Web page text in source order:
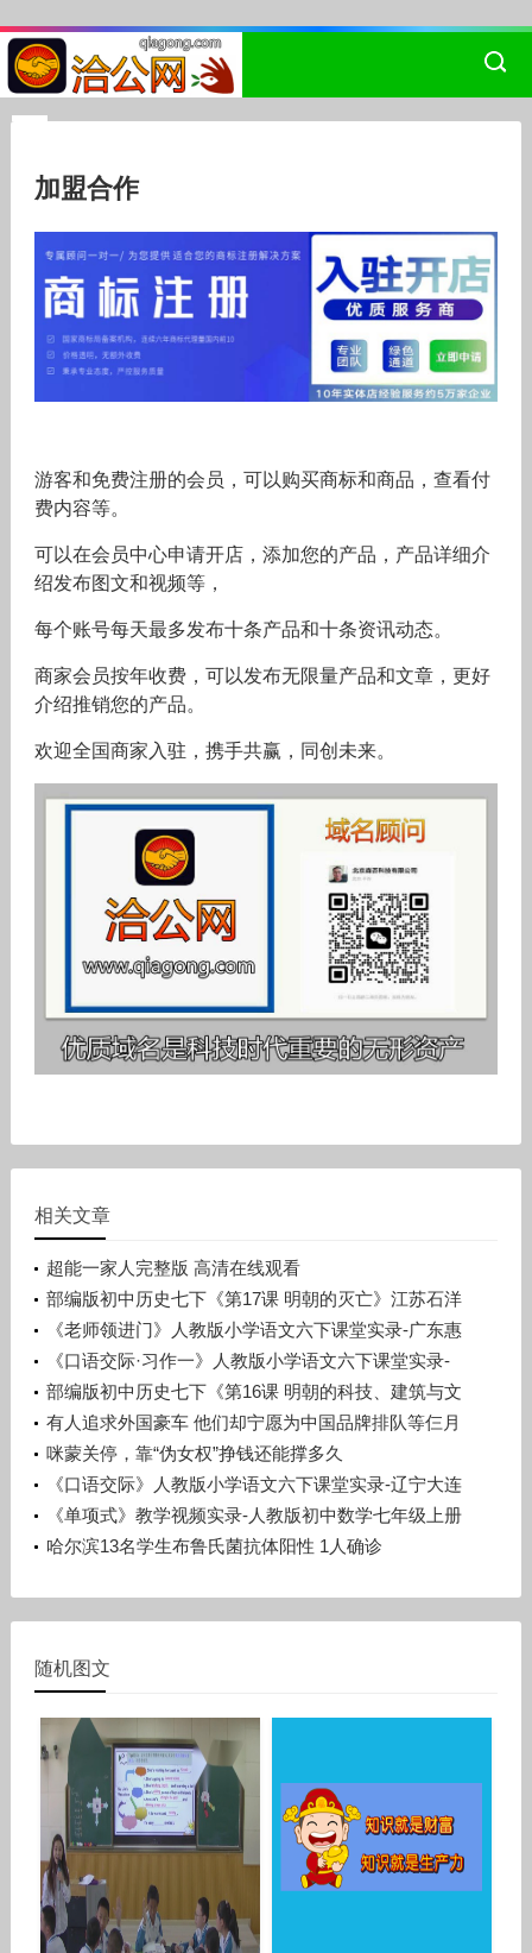
加盟合作
游客和免费注册的会员，可以购买商标和商品，查看付
费内容等。
可以在会员中心申请开店，添加您的产品，产品详细介
绍发布图文和视频等，
每个账号每天最多发布十条产品和十条资讯动态。
商家会员按年收费，可以发布无限量产品和文章，更好
介绍推销您的产品。
欢迎全国商家入驻，携手共赢，同创未来。
相关文章
超能一家人完整版 高清在线观看
部编版初中历史七下《第17课 明朝的灭亡》江苏石洋
洋
《老师领进门》人教版小学语文六下课堂实录-广东惠
州市_惠阳区-许晓云
《口语交际·习作一》人教版小学语文六下课堂实录-
广西梧州市_蒙山县-潘少丽
部编版初中历史七下《第16课 明朝的科技、建筑与文
学》辽宁孙浩
有人追求外国豪车 他们却宁愿为中国品牌排队等仨月
咪蒙关停，靠“伪女权”挣钱还能撑多久
《口语交际》人教版小学语文六下课堂实录-辽宁大连
市_旅顺口区-宋晨溪
《单项式》教学视频实录-人教版初中数学七年级上册
哈尔滨13名学生布鲁氏菌抗体阳性 1人确诊
随机图文